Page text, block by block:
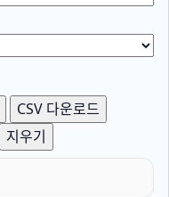
CSV 다운로드
지우기